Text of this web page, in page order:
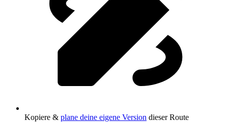
Kopiere & plane deine eigene Version dieser Route